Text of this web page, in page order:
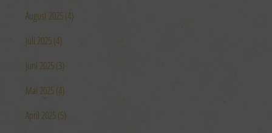
August 2025 (4)
Juli 2025 (4)
Juni 2025 (3)
Mai 2025 (4)
April 2025 (5)